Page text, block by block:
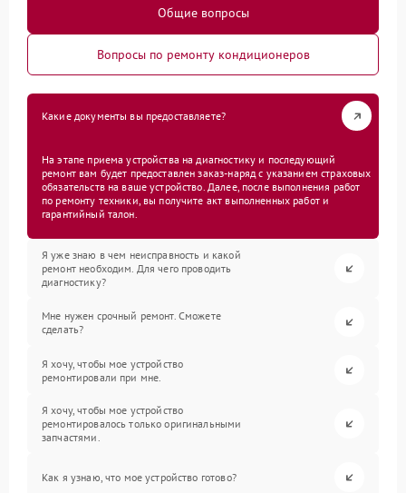
Общие вопросы
Вопросы по ремонту кондиционеров
Какие документы вы предоставляете?
На этапе приема устройства на диагностику и последующий
ремонт вам будет предоставлен заказ-наряд с указанием страховых
обязательств на ваше устройство. Далее, после выполнения работ
по ремонту техники, вы получите акт выполненных работ и
гарантийный талон.
Я уже знаю в чем неисправность и какой
ремонт необходим. Для чего проводить
диагностику?
Мне нужен срочный ремонт. Сможете
сделать?
Я хочу, чтобы мое устройство
ремонтировали при мне.
Я хочу, чтобы мое устройство
ремонтировалось только оригинальными
запчастями.
Как я узнаю, что мое устройство готово?